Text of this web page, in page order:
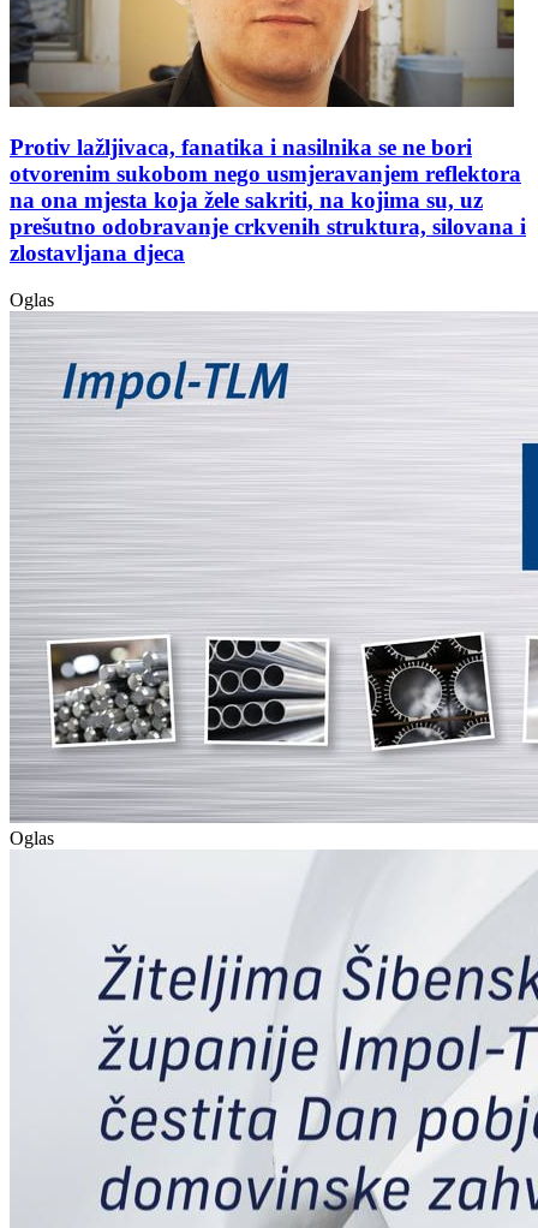
Protiv lažljivaca, fanatika i nasilnika se ne bori
otvorenim sukobom nego usmjeravanjem reflektora
na ona mjesta koja žele sakriti, na kojima su, uz
prešutno odobravanje crkvenih struktura, silovana i
zlostavljana djeca
Oglas
Oglas